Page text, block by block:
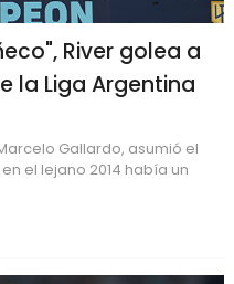
River golea a
la Liga Argentina
Gallardo, asumió el
el lejano 2014 había un